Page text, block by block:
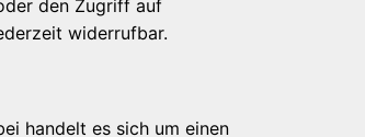
den Zugriff auf
widerrufbar.
handelt es sich um einen